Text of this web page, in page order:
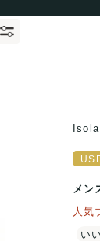
Isola
メン
人気
い